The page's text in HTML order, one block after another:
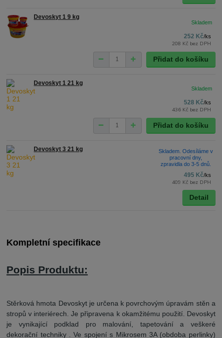
Devoskyt 1 9 kg
252 Kč/ks
208 Kč bez DPH
Přidat do košíku
Devoskyt 1 21 kg
528 Kč/ks
436 Kč bez DPH
Přidat do košíku
Devoskyt 3 21 kg
495 Kč/ks
409 Kč bez DPH
Skladem. Odesíláme v
pracovní dny,
zpravidla do 3-5 dnů.
Detail
Kompletní specifikace
Popis Produktu:
Stěrková hmota Devoskyt je určena k povrchovým úpravám stěn a
stropů v interiérech. Je připravena k okamžitému použití. Devoskyt
je vynikající podklad pro malování, tapetování a veškeré
dekorační techniky . Ve spojení s Mikrosem 3A (obdoba perlinky)